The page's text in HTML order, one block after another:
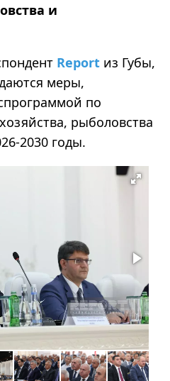
и
Report из Губы,
меры,
по
рыболовства
2030 годы.